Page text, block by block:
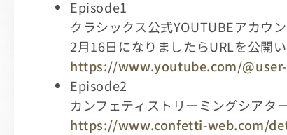
Episode1
クラシックス公式YOUTUBEアカウン
2月16日になりましたらURLを公開い
https://www.youtube.com/
Episode2
カンフェティストリーミングシアタ
https://www.confetti-web.com/